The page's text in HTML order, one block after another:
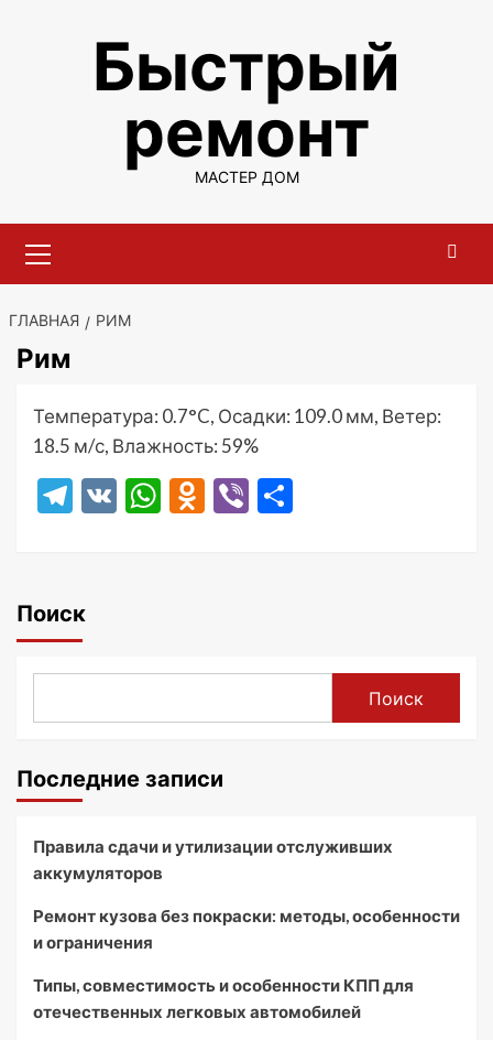
содержимомуБыстрый
ремонт
МАСТЕР ДОМ
меню
ГЛАВНАЯ РИМ
Рим
Температура: 0.7°C, Осадки: 109.0 мм, Ветер:
18.5 м/с, Влажность: 59%
Telegram
VK WhatsApp
Odnoklassniki
Viber
Поиск
Поиск
Последние записи
Правила сдачи и утилизации отслуживших
аккумуляторов
Ремонт кузова без покраски: методы, особенности
и ограничения
Типы, совместимость и особенности КПП для
отечественных легковых автомобилей